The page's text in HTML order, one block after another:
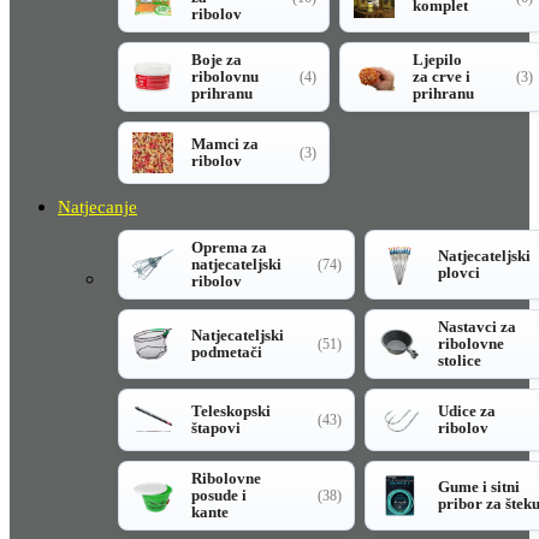
ribolov
komplet
Boje za
ribolovnu
prihranu
(4)
Ljepilo
za crve i
prihranu
(3)
Mamci za
ribolov
(3)
Natjecanje
Oprema za
natjecateljski
ribolov
(74)
Natjecateljski
plovci
Natjecateljski
podmetači
(51)
Nastavci za
ribolovne
stolice
Teleskopski
štapovi
(43)
Udice za
ribolov
Ribolovne
posude i
kante
(38)
Gume i sitni
pribor za šteku